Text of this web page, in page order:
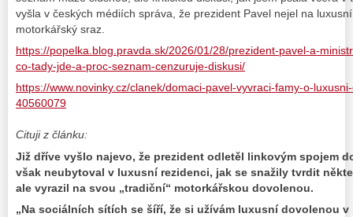
vyšla v českých médiích správa, že prezident Pavel nejel na
motorkářský sraz.
https://popelka.blog.pravda.sk/2026/01/28/prezident-pavel-a-
co-tady-jde-a-proc-seznam-cenzuruje-diskusi/
https://www.novinky.cz/clanek/domaci-pavel-vyvraci-famy-o-
40560079
Cituji z článku:
Již dříve vyšlo najevo, že prezident odletěl linkovým spojem
však neubytoval v luxusní rezidenci, jak se snažily tvrdit
ale vyrazil na svou „tradiční“ motorkářskou dovolenou.
„Na sociálních sítích se šíří, že si užívám luxusní dovolenou